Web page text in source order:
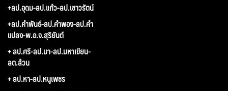
+ลป.อุดม-ลป.แก้ว-ลป.เชาวรัตน์
+ลป.คำพันธ์-ลป.คำพอง-ลป.คำ
แปลง-พ.อ.จ.สุริยันต์
+ ลป.ศรี-ลป.มา-ลป.มหาเขียน-
ลต.ล้วน
+ ลป.หา-ลป.หนูเพชร